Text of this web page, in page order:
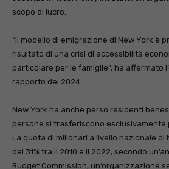
scopo di lucro.
“Il modello di emigrazione di New York è
risultato di una crisi di accessibilità
particolare per le famiglie”, ha affermato
rapporto del 2024.
New York ha anche perso residenti
persone si trasferiscono esclusivamente
La quota di milionari a livello nazionale di
del 31% tra il 2010 e il 2022, secondo
Budget Commission, un’organizzazione